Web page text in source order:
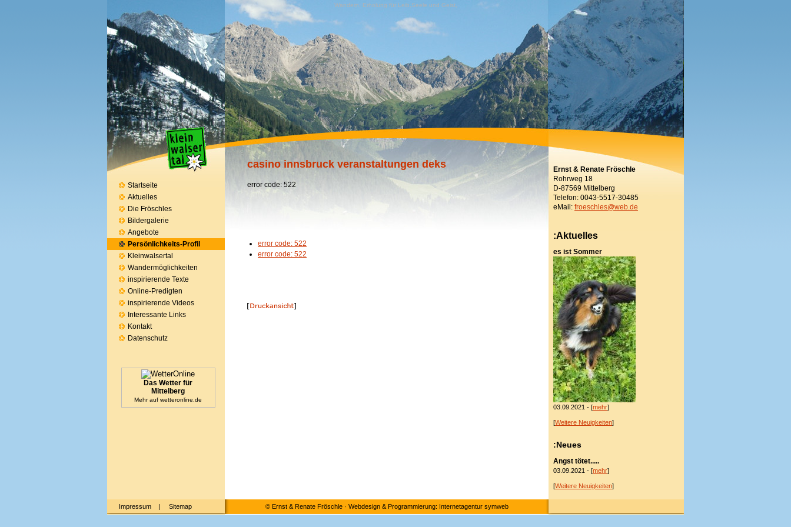
Wandern, Erholung für Leib,Seele und Geist,
casino innsbruck veranstaltungen deks
error code: 522
error code: 522
error code: 522
Startseite
Aktuelles
Die Fröschles
Bildergalerie
Angebote
Persönlichkeits-Profil
Kleinwalsertal
Wandermöglichkeiten
inspirierende Texte
Online-Predigten
inspirierende Videos
Interessante Links
Kontakt
Datenschutz
Das Wetter für
Mittelberg
Mehr auf wetteronline.de
Ernst & Renate Fröschle
Rohrweg 18
D-87569 Mittelberg
Telefon: 0043-5517-30485
eMail: froeschles@web.de
:Aktuelles
es ist Sommer
03.09.2021 - [mehr]
[Weitere Neuigkeiten]
:Neues
Angst tötet.....
03.09.2021 - [mehr]
[Weitere Neuigkeiten]
Impressum | Sitemap © Ernst & Renate Fröschle· Webdesign & Programmierung: Internetagentur symweb